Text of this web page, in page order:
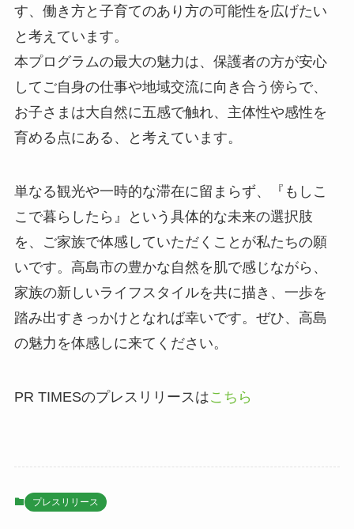
す、働き方と子育てのあり方の可能性を広げたい
と考えています。
本プログラムの最大の魅力は、保護者の方が安心
してご自身の仕事や地域交流に向き合う傍らで、
お子さまは大自然に五感で触れ、主体性や感性を
育める点にある、と考えています。
単なる観光や一時的な滞在に留まらず、『もしこ
こで暮らしたら』という具体的な未来の選択肢
を、ご家族で体感していただくことが私たちの願
いです。高島市の豊かな自然を肌で感じながら、
家族の新しいライフスタイルを共に描き、一歩を
踏み出すきっかけとなれば幸いです。ぜひ、高島
の魅力を体感しに来てください。
PR TIMESのプレスリリースはこちら
プレスリリース